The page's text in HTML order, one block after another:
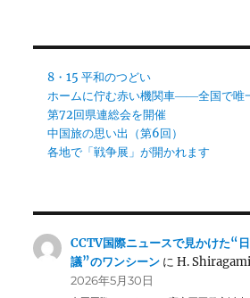
8・15 平和のつどい
ホームに佇む赤い機関車――全国で唯
第72回県連総会を開催
中国旅の思い出（第6回）
各地で「戦争展」が開かれます
CCTV国際ニュースで見かけた“
議”のワンシーン にH. Shiragami
2026年5月30日